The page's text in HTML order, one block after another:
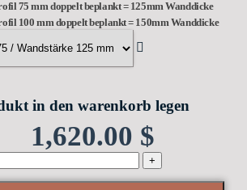
75 mm doppelt beplankt = 125mm Wanddicke
100 mm doppelt beplankt = 150mm Wanddicke
in den warenkorb legen
1,620.00 $